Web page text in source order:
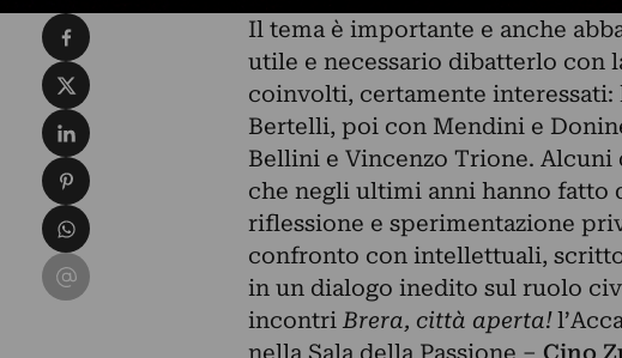
Il tema è importante e anche
utile e necessario dibatterlo con
coinvolti, certamente
Bertelli, poi con Mendini e
Bellini e Vincenzo Trione.
che negli ultimi anni hanno fatto
riflessione e sperimentazione
confronto con intellettuali,
in un dialogo inedito sul ruolo
incontri Brera, città aperta!
Condividi su Facebook
Condividi su X
Condividi su LinkedIn
Condividi su Pinterest
Condividi su WhatsApp
Condividi su Email